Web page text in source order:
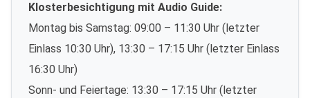
Klosterbesichtigung mit Audio Guide:
Montag bis Samstag: 09:00 – 11:30 Uhr (letzter
Einlass 10:30 Uhr), 13:30 – 17:15 Uhr (letzter Einlass
16:30 Uhr)
Sonn- und Feiertage: 13:30 – 17:15 Uhr (letzter